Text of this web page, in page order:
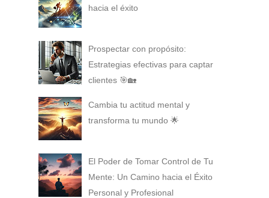
hacia el éxito
Prospectar con propósito:
Estrategias efectivas para captar
clientes 🎯🏡
Cambia tu actitud mental y
transforma tu mundo 🌟
El Poder de Tomar Control de Tu
Mente: Un Camino hacia el Éxito
Personal y Profesional